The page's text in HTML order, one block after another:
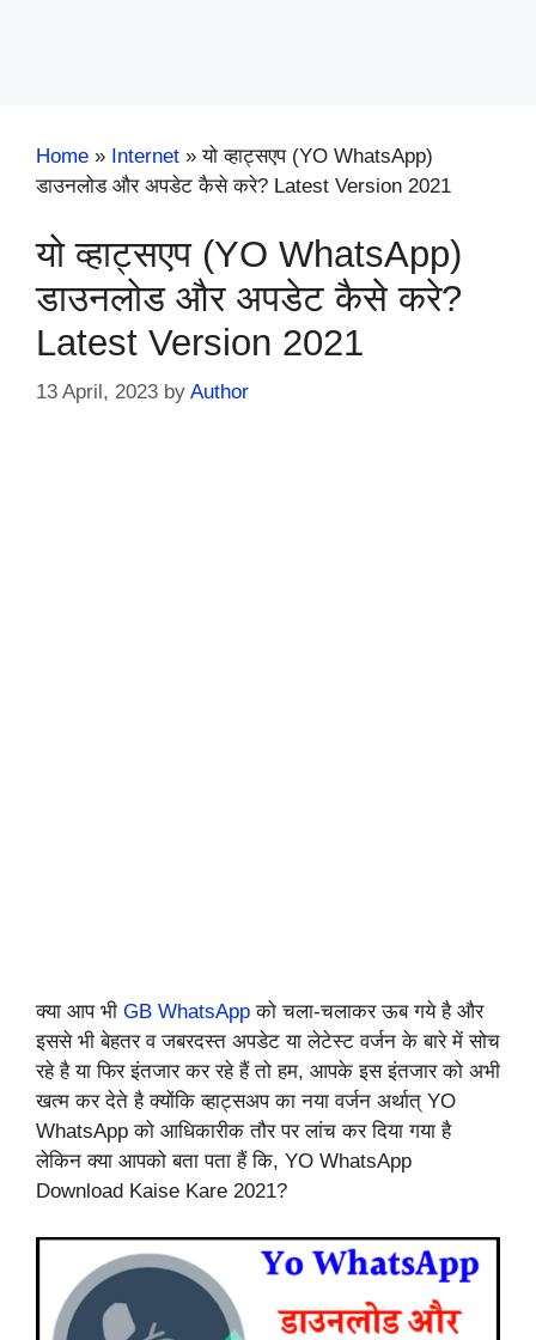
Home » Internet »यो व्हाट्सएप (YO WhatsApp)
डाउनलोड और अपडेट कैसे करे? Latest Version 2021
यो व्हाट्सएप (YO WhatsApp)
डाउनलोड और अपडेट कैसे करे?
Latest Version 2021
13 April, 2023 by Author
क्या आप भी GB WhatsApp को चला-चलाकर ऊब गये है और
इससे भी बेहतर व जबरदस्त अपडेट या लेटेस्ट वर्जन के बारे में सोच
रहे है या फिर इंतजार कर रहे हैं तो हम, आपके इस इंतजार को अभी
खत्म कर देते है क्योंकि व्हाट्सअप का नया वर्जन अर्थात् YO
WhatsApp को आधिकारीक तौर पर लांच कर दिया गया है
लेकिन क्या आपको बता पता हैं कि, YO WhatsApp
Download Kaise Kare 2021?